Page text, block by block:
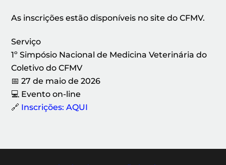
As inscrições estão disponíveis no site do CFMV.
Serviço
1º Simpósio Nacional de Medicina Veterinária do
Coletivo do CFMV
📅 27 de maio de 2026
💻 Evento on-line
🔗 Inscrições: AQUI